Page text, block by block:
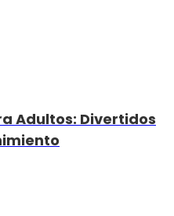
Adultos: Divertidos